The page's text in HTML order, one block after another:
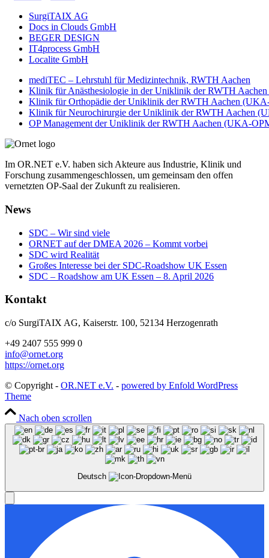
SurgiTAIX AG
Docs in Clouds GmbH
BEGER DESIGN
IT4process GmbH
Localite GmbH
mediTEC – Lehrstuhl für Medizintechnik, RWTH Aachen
Klinik für Anästhesiologie in der Uniklinik der RWTH
Klinik für Orthopädie der Uniklinik der RWTH Aachen
Klinik für Neurochirurgie der Uniklinik der RWTH Aachen
OP Management der Uniklinik der RWTH Aachen (UKA-
Im OR.NET e.V. haben sich Akteure aus Industrie, Klinik und
Forschung zusammengeschlossen, um gemeinsam den offen
vernetzten OP-Saal der Zukunft zu realisieren.
News
SDC – Wir sind viele
ORNET auf der DMEA 2026 – Kommt vorbei
SDC wird Realität
Großes Interesse bei der SDC-Roadshow UK Essen
SDC – Roadshow am UK Essen – 8. April 2026
Kontakt
c/o SurgiTAIX AG, Kaiserstr. 100, 52134 Herzogenrath
+49 2407 555 999 0
info@ornet.org
https://ornet.org
© Copyright - OR.NET e.V. - powered by Enfold WordPress
Theme
Nach oben scrollen
Deutsch